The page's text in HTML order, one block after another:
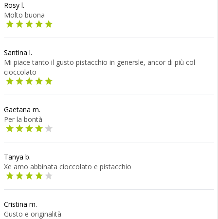
Rosy l.
Molto buona
Santina l.
Mi piace tanto il gusto pistacchio in genersle, ancor di più col
cioccolato
Gaetana m.
Per la bontà
Tanya b.
Xe amo abbinata cioccolato e pistacchio
Cristina m.
Gusto e originalità